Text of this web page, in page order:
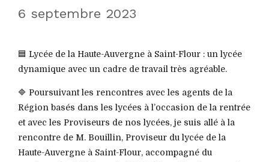
6 septembre 2023
🟦 Lycée de la Haute-Auvergne à Saint-Flour : un lycée
dynamique avec un cadre de travail très agréable.
🔷 Poursuivant les rencontres avec les agents de la
Région basés dans les lycées à l’occasion de la rentrée
et avec les Proviseurs de nos lycées, je suis allé à la
rencontre de M. Bouillin, Proviseur du lycée de la
Haute-Auvergne à Saint-Flour, accompagné du